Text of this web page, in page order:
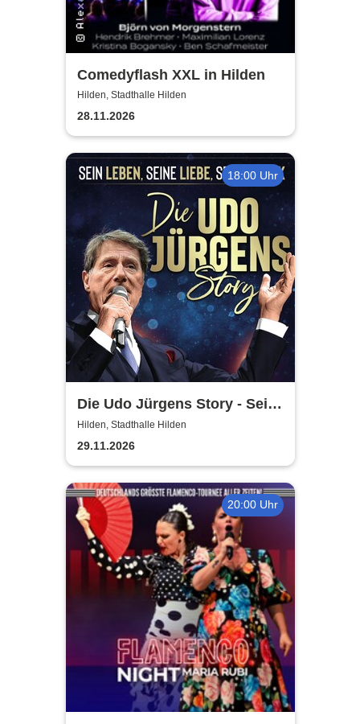
Comedyflash XXL in Hilden
Hilden, Stadthalle Hilden
28.11.2026
18:00 Uhr
Die Udo Jürgens Story - Sein
Leben, seine Liebe, seine
Musik! Konzerte 2026
Hilden, Stadthalle Hilden
29.11.2026
20:00 Uhr